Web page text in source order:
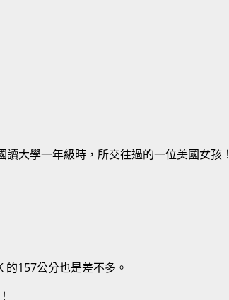
讀大學一年級時，所交往過的一位美國女孩！
的157公分也是差不多。